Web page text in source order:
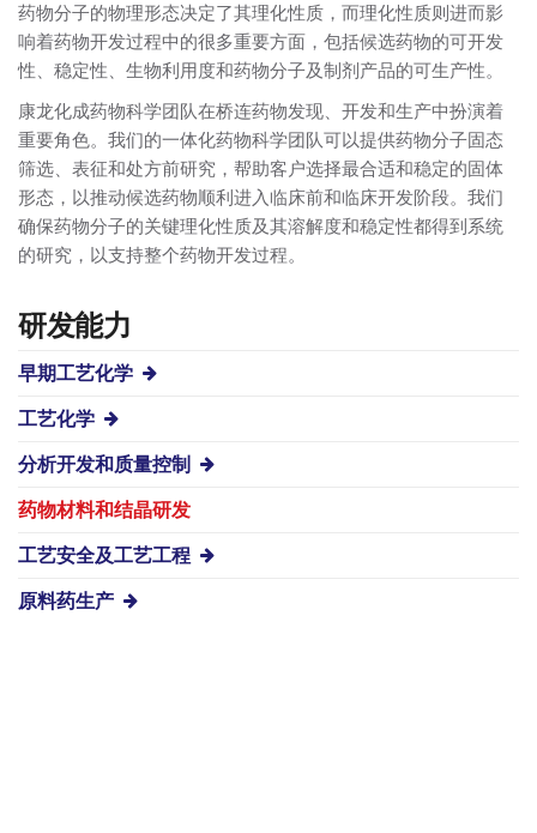
药物分子的物理形态决定了其理化性质，而理化性质则进而影
响着药物开发过程中的很多重要方面，包括候选药物的可开发
性、稳定性、生物利用度和药物分子及制剂产品的可生产性。
康龙化成药物科学团队在桥连药物发现、开发和生产中扮演着
重要角色。我们的一体化药物科学团队可以提供药物分子固态
筛选、表征和处方前研究，帮助客户选择最合适和稳定的固体
形态，以推动候选药物顺利进入临床前和临床开发阶段。我们
确保药物分子的关键理化性质及其溶解度和稳定性都得到系统
的研究，以支持整个药物开发过程。
研发能力
早期工艺化学
工艺化学
分析开发和质量控制
药物材料和结晶研发
工艺安全及工艺工程
原料药生产